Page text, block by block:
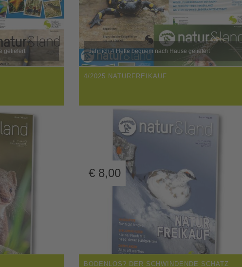
geliefert Jährlich 4 Hefte bequem nach Hause geliefert
4/2025 NATURFREIKAUF
€ 8,00
BODENLOS? DER SCHWINDENDE SCHATZ